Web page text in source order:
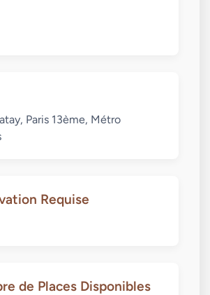
Paris 13ème, Métro
Requise
de Places Disponibles